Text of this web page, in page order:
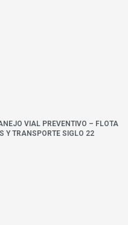
VIAL PREVENTIVO – FLOTA
Y TRANSPORTE SIGLO 22